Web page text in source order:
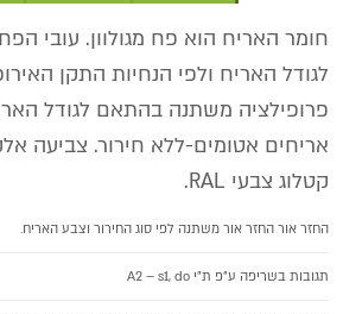
חומר האריח הוא פח מגולוון. עובי
לגודל האריח ולפי הנחיות התקן
פרופילציה משתנה בהתאם לגודל
אריחים אטומים-ללא חירור. צביעה
קטלוג צבעי RAL.
החזר אור החזר אור משתנה לפי סוג החירור וצבע האריח.
תגובות בשריפה ע"פ ת"י A2 – s1, do